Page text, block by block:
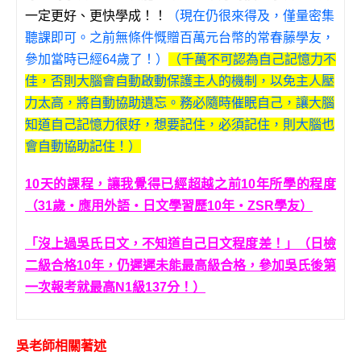
一定更好、更快學成！！
（現在仍很來得及，僅量密集
聽課即可。之前無條件慨贈百萬元台幣的常春藤學友，
參加當時已經64歲了！）
（千萬不可認為自己記憶力不
佳，否則大腦會自動啟動保護主人的機制，以免主人壓
力太高，將自動協助遺忘。務必隨時催眠自己，讓大腦
知道自己記憶力很好，想要記住，必須記住，則大腦也
會自動協助記住！）
10天的課程，讓我覺得已經超越之前10年所學的程度
（31歲‧應用外語‧日文學習歷10年‧ZSR學友）
「沒上過吳氏日文，不知道自己日文程度差！」（日檢
二級合格10年，仍遲遲未能最高級合格，參加吳氏後第
一次報考就最高N1級137分！）
吳老師相關著述